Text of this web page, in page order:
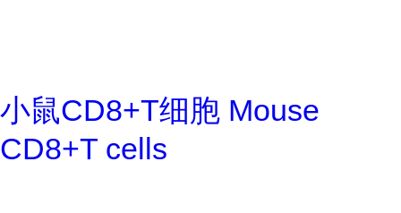
小鼠CD8+T细胞 Mouse
CD8+T cells